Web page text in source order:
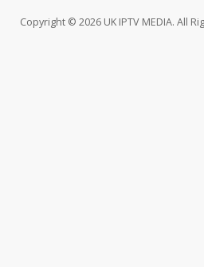
Copyright © 2026 UK IPTV MEDIA. All